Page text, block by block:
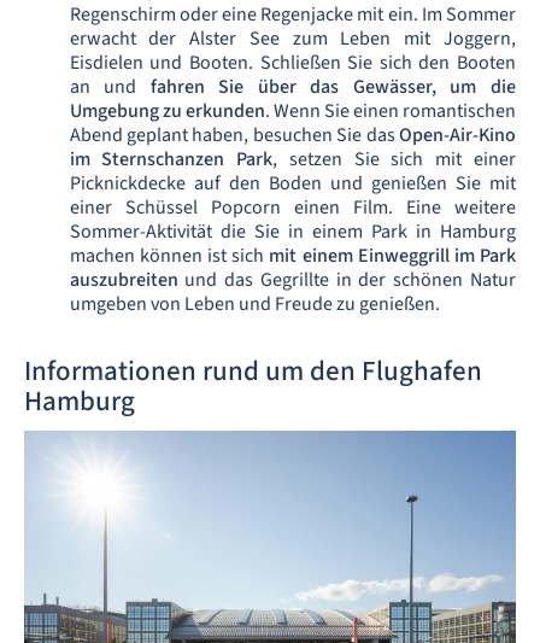
Regenschirm oder eine Regenjacke mit ein. Im Sommer
erwacht der Alster See zum Leben mit Joggern,
Eisdielen und Booten. Schließen Sie sich den Booten
an und fahren Sie über das Gewässer, um die
Umgebung zu erkunden. Wenn Sie einen romantischen
Abend geplant haben, besuchen Sie dasOpen-Air-Kino
im Sternschanzen Park, setzen Sie sich mit einer
Picknickdecke auf den Boden und genießen Sie mit
einer Schüssel Popcorn einen Film. Eine weitere
Sommer-Aktivität die Sie in einem Park in Hamburg
machen können ist sich mit einem Einweggrill im Park
auszubreiten und das Gegrillte in der schönen Natur
umgeben von Leben und Freude zu genießen.
Informationen rund um den Flughafen
Hamburg